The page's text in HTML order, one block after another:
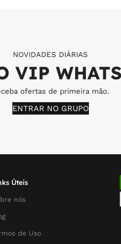
NOVIDADES DIÁRIAS
VIP
ofertas de primeira mão.
ENTRAR NO GRUPO
Úteis
nós
de Uso